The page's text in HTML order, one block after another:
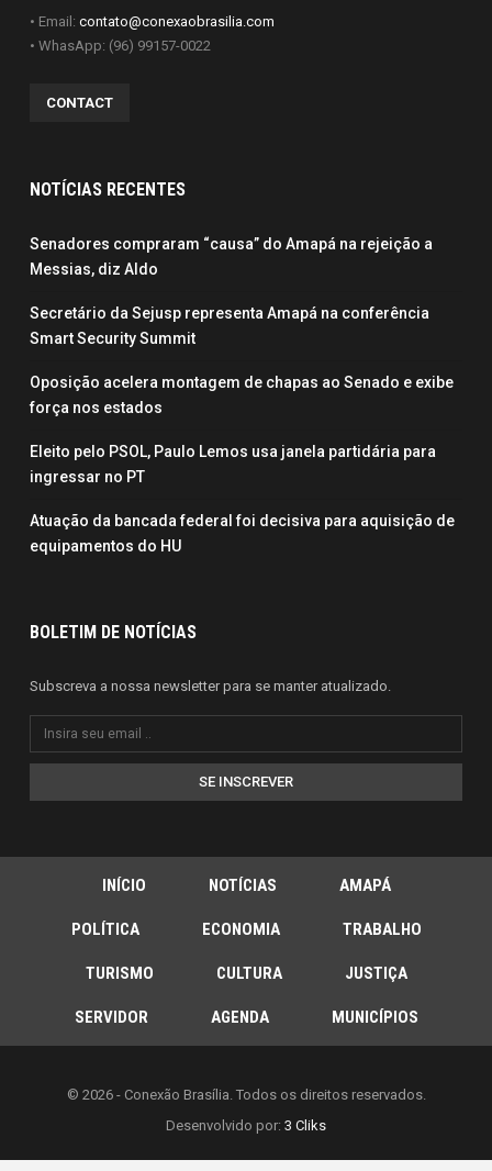
• Email: contato@conexaobrasilia.com
• WhasApp: (96) 99157-0022
CONTACT
NOTÍCIAS RECENTES
Senadores compraram “causa” do Amapá na rejeição a
Messias, diz Aldo
Secretário da Sejusp representa Amapá na conferência
Smart Security Summit
Oposição acelera montagem de chapas ao Senado e exibe
força nos estados
Eleito pelo PSOL, Paulo Lemos usa janela partidária para
ingressar no PT
Atuação da bancada federal foi decisiva para aquisição de
equipamentos do HU
BOLETIM DE NOTÍCIAS
Subscreva a nossa newsletter para se manter atualizado.
SE INSCREVER
INÍCIO NOTÍCIAS AMAPÁ
POLÍTICA ECONOMIA TRABALHO
TURISMO CULTURA JUSTIÇA
SERVIDOR AGENDA MUNICÍPIOS
© 2026 - Conexão Brasília. Todos os direitos reservados.
Desenvolvido por: 3 Cliks